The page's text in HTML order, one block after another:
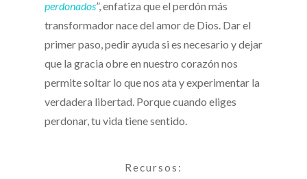
perdonados”, enfatiza que el perdón más
transformador nace del amor de Dios. Dar el
primer paso, pedir ayuda si es necesario y dejar
que la gracia obre en nuestro corazón nos
permite soltar lo que nos ata y experimentar la
verdadera libertad. Porque cuando eliges
perdonar, tu vida tiene sentido.
Recursos: